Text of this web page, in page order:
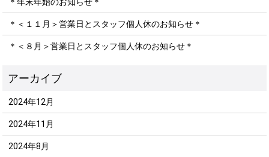
＊＜１１月＞営業日とスタッフ個人休のお知らせ＊
＊＜８月＞営業日とスタッフ個人休のお知らせ＊
2024年12月
2024年11月
2024年8月